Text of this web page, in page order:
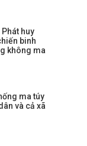
Phát huy
binh
không ma
ma túy
và cả xã